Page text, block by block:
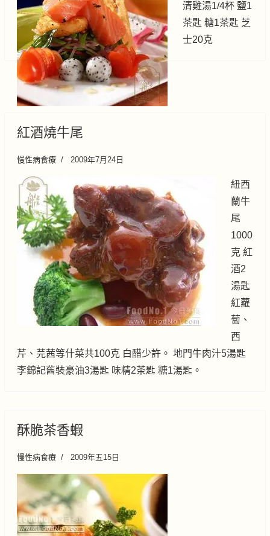
清雞湯1/4杯 鹽1
茶匙 糖1茶匙 芝
士20克
紅酒燒牛尾
慢性病食療 2009年7月24日
紐西
蘭牛
尾
1000
克 紅
酒2
湯匙
紅蘿
蔔、
西
芹、芫茜等什菜共100克 白醋少許。 地門牛肉汁5湯匙
李錦記舊裝豪油3湯匙 味精2茶匙 糖1湯匙。
酥脆茶香蝦
慢性病食療 2009年五15日